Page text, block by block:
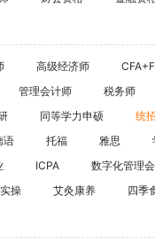
数
高级经济师
管理会计师 税务师
同等学力申硕 统
语 托福 雅思
ICPA 数字化管理
操 艾灸康养 四季